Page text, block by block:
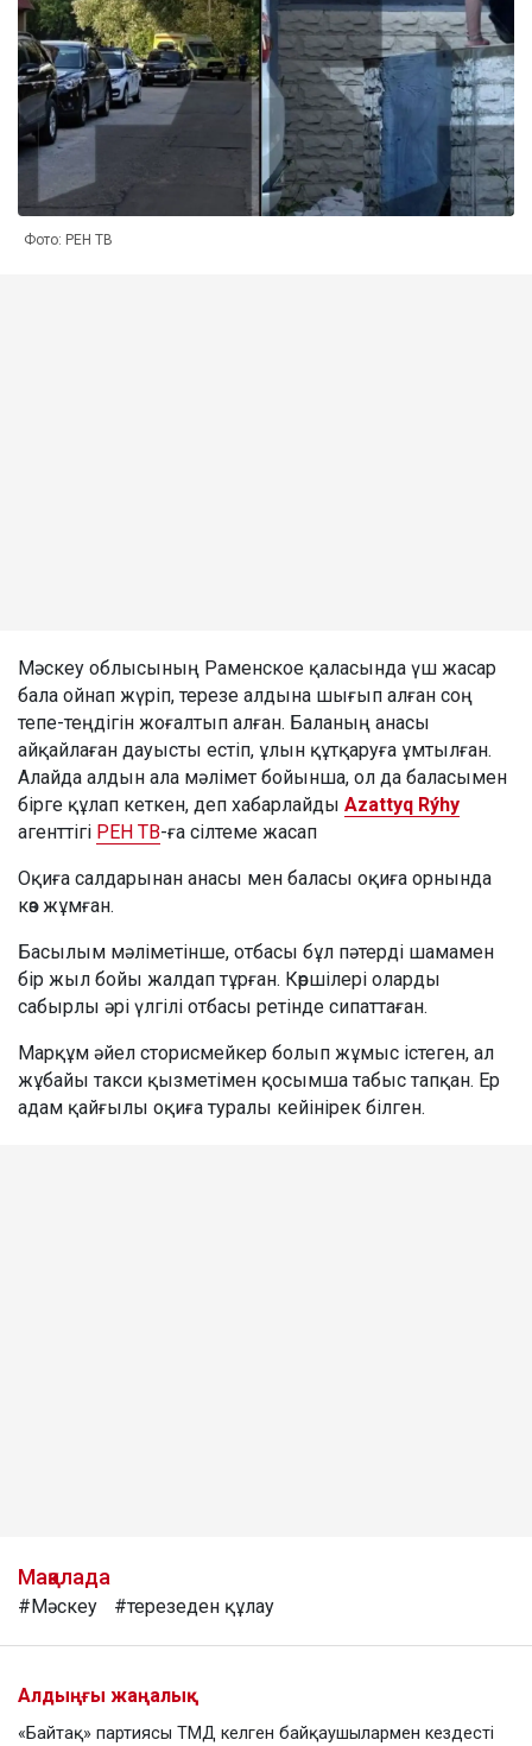
Фото: РЕН ТВ
Мәскеу облысының Раменское қаласында үш жасар
бала ойнап жүріп, терезе алдына шығып алған соң
тепе-теңдігін жоғалтып алған. Баланың анасы
айқайлаған дауысты естіп, ұлын құтқаруға ұмтылған.
Алайда алдын ала мәлімет бойынша, ол да баласымен
бірге құлап кеткен, деп хабарлайды Azattyq Rýhy
агенттігі РЕН ТВ-ға сілтеме жасап
Оқиға салдарынан анасы мен баласы оқиға орнында
көз жұмған.
Басылым мәліметінше, отбасы бұл пәтерді шамамен
бір жыл бойы жалдап тұрған. Көршілері оларды
сабырлы әрі үлгілі отбасы ретінде сипаттаған.
Марқұм әйел сторисмейкер болып жұмыс істеген, ал
жұбайы такси қызметімен қосымша табыс тапқан. Ер
адам қайғылы оқиға туралы кейінірек білген.
Мақалада
#Мәскеу #терезеден құлау
Алдыңғы жаңалық
«Байтақ» партиясы ТМД келген байқаушылармен кездесті